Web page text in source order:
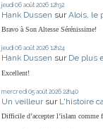
jeudi 06 août 2026 12h32
Hank Dussen sur Alois, le
Bravo à Son Altesse Sérénissime!
jeudi 06 août 2026 12h24
Hank Dussen sur De plus
Excellent!
mercredi 05 août 2026 22h40
Un veilleur sur L'histoire
Difficile d’accepter l’islam comme